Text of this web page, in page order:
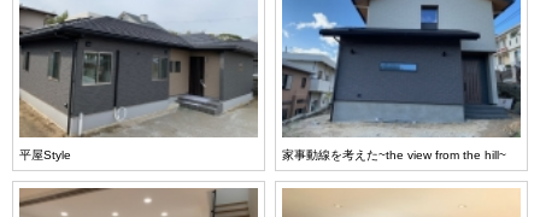
平屋Style 家事動線を考えた~the view from the hill~